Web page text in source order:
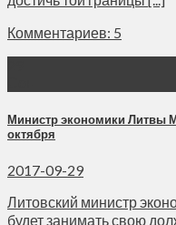
Комментариев: 5
Министр экономики Литвы
октября
2017-09-29
Литовский министр
будет занимать свою